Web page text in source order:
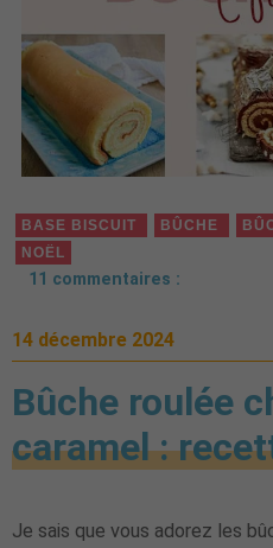
BASE BISCUIT BÛCHE
NOËL
11 commentaires :
14 décembre 2024
Bûche roulée
caramel :
Je sais que vous adorez les